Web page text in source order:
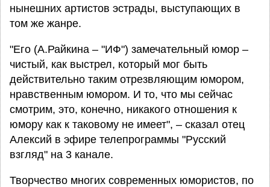
нынешних артистов эстрады, выступающих в
том же жанре.
"Его (А.Райкина – "ИФ") замечательный юмор –
чистый, как выстрел, который мог быть
действительно таким отрезвляющим юмором,
нравственным юмором. И то, что мы сейчас
смотрим, это, конечно, никакого отношения к
юмору как к таковому не имеет", – сказал отец
Алексий в эфире телепрограммы "Русский
взгляд" на 3 канале.
Творчество многих современных юмористов, по